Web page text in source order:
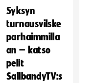
Syksyn
turnausvilske
parhaimmilla
an – katso
pelit
SalibandyTV:s